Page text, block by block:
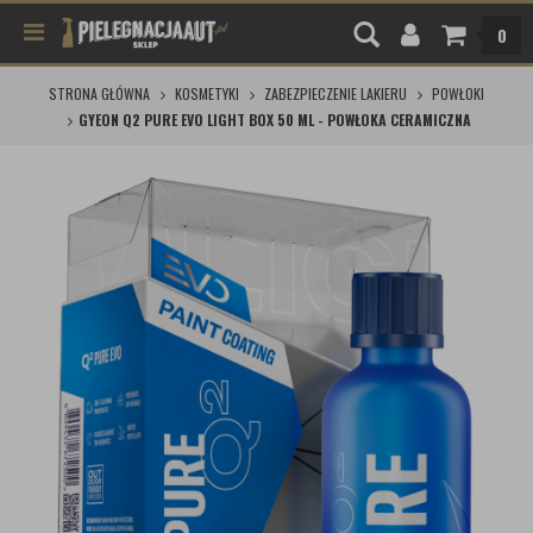
0
STRONA GŁÓWNA KOSMETYKI ZABEZPIECZENIE LAKIERU
POWŁOKI
GYEON Q2 PURE EVO LIGHT BOX 50 ML - POWŁOKA CERAMICZNA